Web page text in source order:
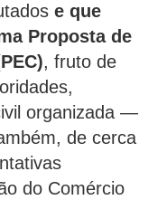
e que
Proposta de
, fruto de
organizada —
de cerca
do Comércio